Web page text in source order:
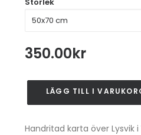
350.00kr
mängd
LÄGG TILL I
Handritad karta över Lysvik i